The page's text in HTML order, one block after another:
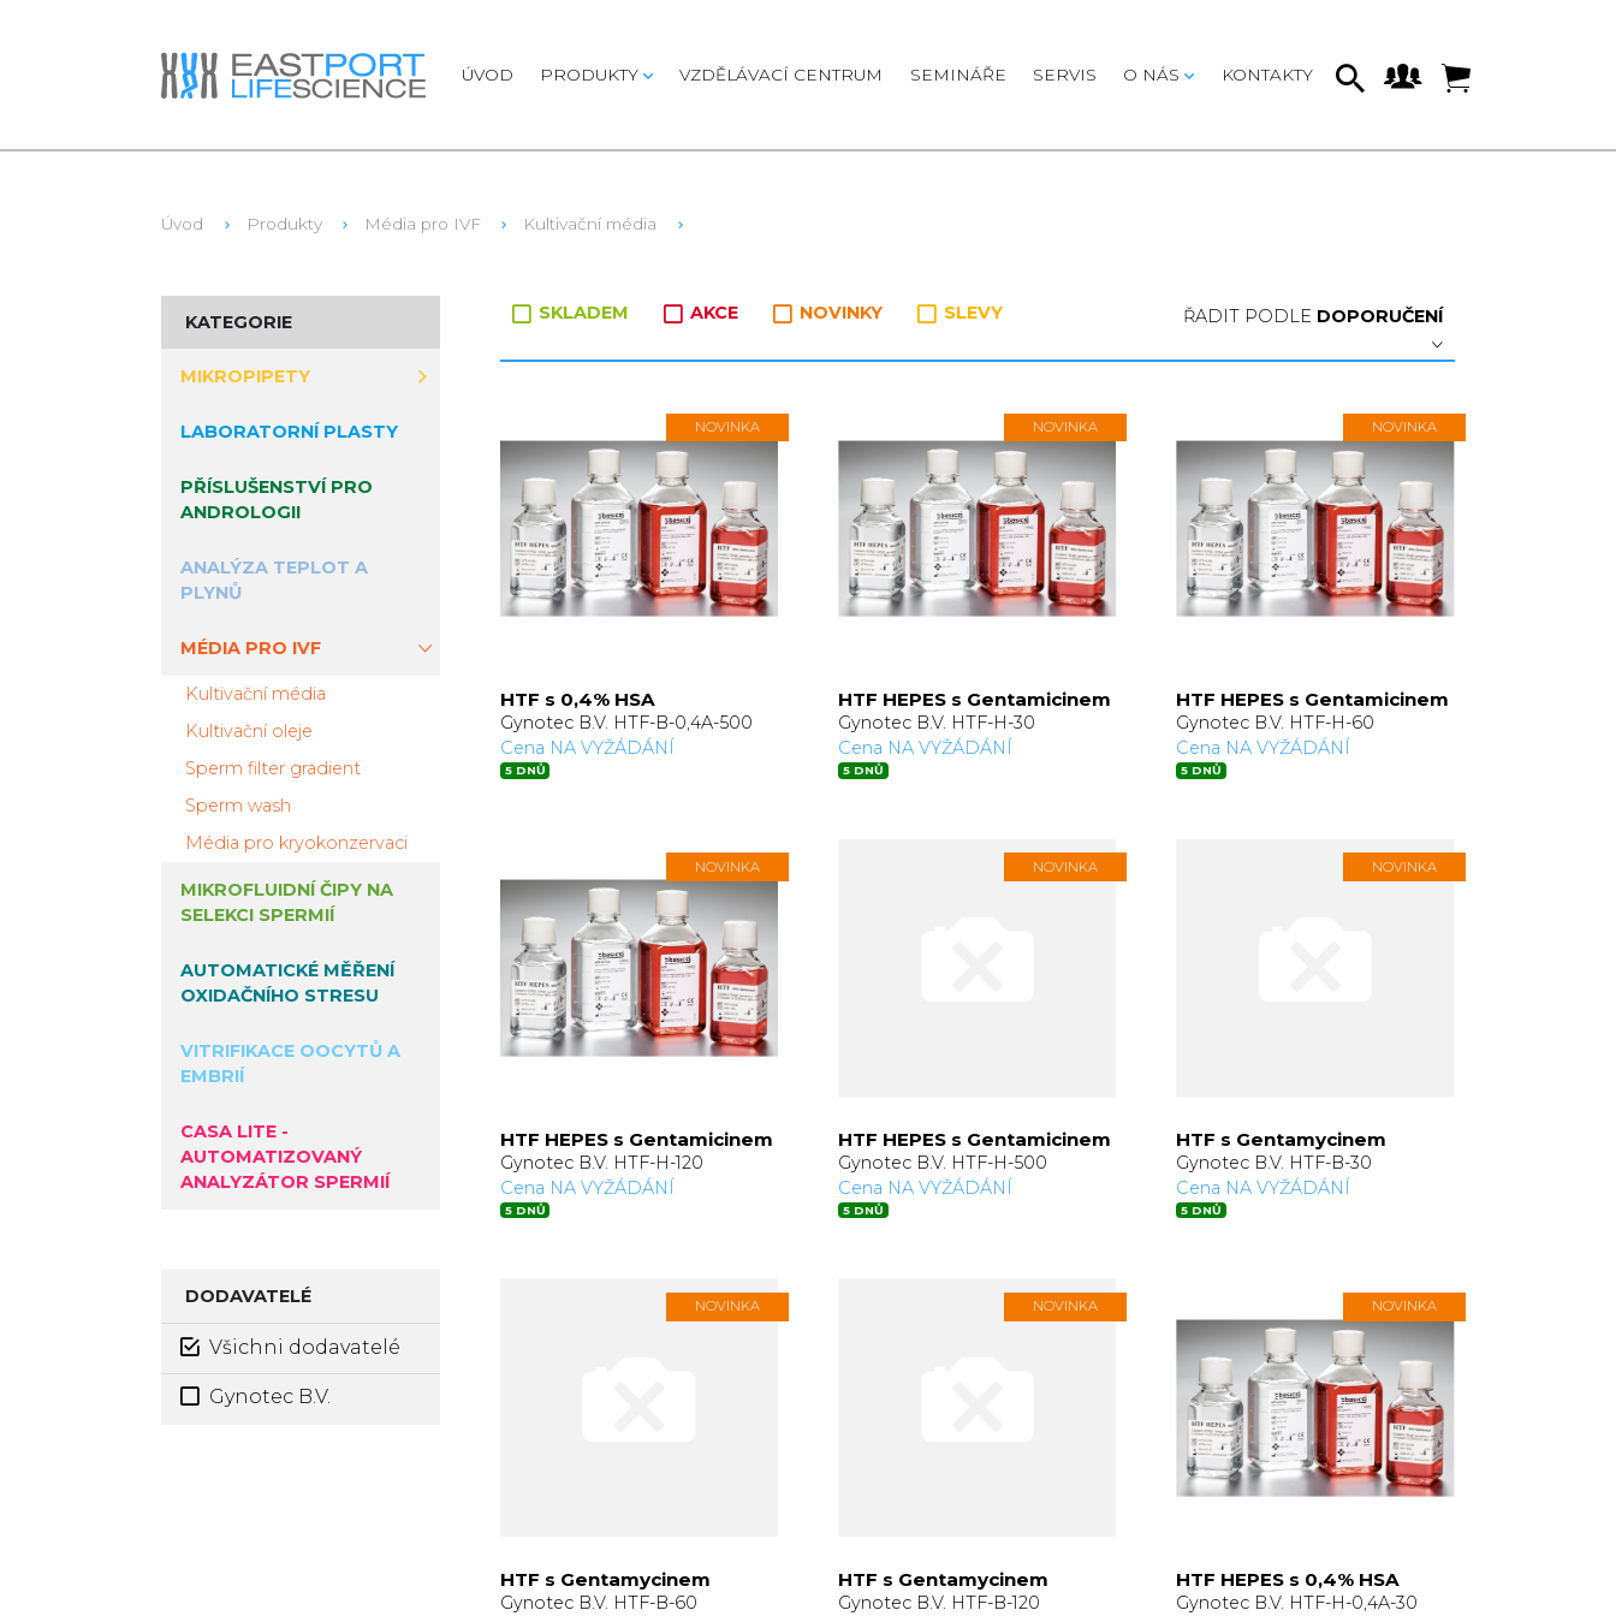
ÚVOD PRODUKTY VZDĚLÁVACÍ CENTRUM SEMINÁŘE SERVIS O NÁS KONTAKTY
Úvod Produkty Média pro IVF Kultivační média
KATEGORIE
MIKROPIPETY
LABORATORNÍ PLASTY
PŘÍSLUŠENSTVÍ PRO
ANDROLOGII
ANALÝZA TEPLOT A
PLYNŮ
MÉDIA PRO IVF
Kultivační média
Kultivační oleje
Sperm filter gradient
Sperm wash
Média pro kryokonzervaci
MIKROFLUIDNÍ ČIPY NA
SELEKCI SPERMIÍ
AUTOMATICKÉ MĚŘENÍ
OXIDAČNÍHO STRESU
VITRIFIKACE OOCYTŮ A
EMBRIÍ
CASA LITE -
AUTOMATIZOVANÝ
ANALYZÁTOR SPERMIÍ
DODAVATELÉ
Všichni dodavatelé
Gynotec B.V.
Zboží v kategorii
SKLADEM AKCE NOVINKY SLEVY ŘADIT PODLE DOPORUČENÍ
HTF s 0,4% HSA
Gynotec B.V. HTF-B-0,4A-500
Cena NA VYŽÁDÁNÍ
5 DNŮ
NOVINKA
HTF HEPES s Gentamicinem
Gynotec B.V. HTF-H-30
Cena NA VYŽÁDÁNÍ
5 DNŮ
NOVINKA
HTF HEPES s Gentamicinem
Gynotec B.V. HTF-H-60
Cena NA VYŽÁDÁNÍ
5 DNŮ
NOVINKA
HTF HEPES s Gentamicinem
Gynotec B.V. HTF-H-120
Cena NA VYŽÁDÁNÍ
5 DNŮ
NOVINKA
HTF HEPES s Gentamicinem
Gynotec B.V. HTF-H-500
Cena NA VYŽÁDÁNÍ
5 DNŮ
NOVINKA
HTF s Gentamycinem
Gynotec B.V. HTF-B-30
Cena NA VYŽÁDÁNÍ
5 DNŮ
NOVINKA
HTF s Gentamycinem
Gynotec B.V. HTF-B-60
NOVINKA
HTF s Gentamycinem
Gynotec B.V. HTF-B-120
NOVINKA
HTF HEPES s 0,4% HSA
Gynotec B.V. HTF-H-0,4A-30
NOVINKA